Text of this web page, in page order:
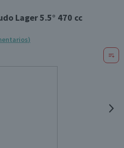
Lager 5.5° 470 cc
)